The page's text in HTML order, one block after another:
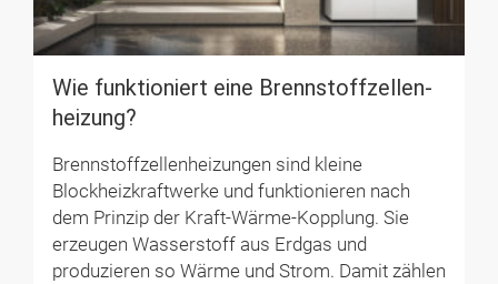
Wie funktioniert eine Brennstoff­zellen­
heizung?
Brennstoffzellenheizungen sind kleine
Blockheizkraftwerke und funktionieren nach
dem Prinzip der Kraft-Wärme-Kopplung. Sie
erzeugen Wasserstoff aus Erdgas und
produzieren so Wärme und Strom. Damit zählen